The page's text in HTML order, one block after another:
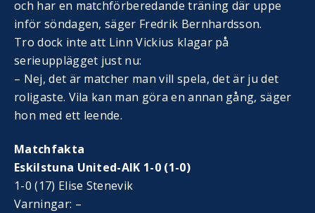
och har en matchförberedande träning där uppe
inför söndagen, säger Fredrik Bernhardsson.
Tro dock inte att Linn Vickius klagar på
serieupplägget just nu:
– Nej, det är matcher man vill spela, det är ju det
roligaste. Vila kan man göra en annan gång, säger
hon med ett leende.
Matchfakta
Eskilstuna United-AIK 1-0 (1-0)
1-0 (17) Elise Stenevik
Varningar: –